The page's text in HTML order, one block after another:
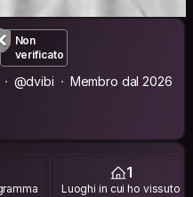
Non
verificato
@dvibi Membro dal 2026
1
Luoghi in cui ho vissuto